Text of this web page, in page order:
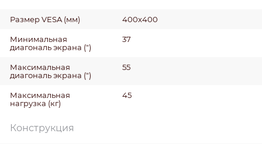
Размер VESA (мм) 400х400
Минимальная
диагональ экрана (")
37
Максимальная
диагональ экрана (")
55
Максимальная
нагрузка (кг)
45
Конструкция